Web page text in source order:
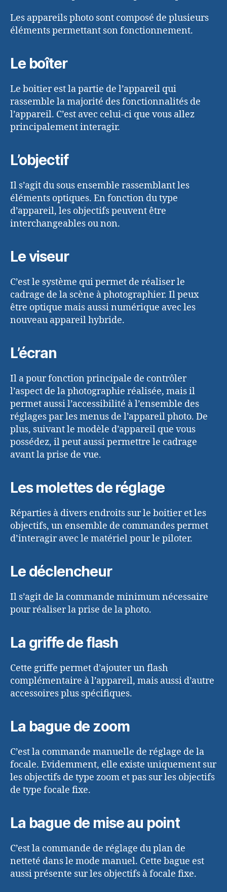
Les appareils photo sont composé de plusieurs
éléments permettant son fonctionnement.
Le boîter
Le boitier est la partie de l’appareil qui
rassemble la majorité des fonctionnalités de
l’appareil. C’est avec celui-ci que vous allez
principalement interagir.
L’objectif
Il s’agit du sous ensemble rassemblant les
éléments optiques. En fonction du type
d’appareil, les objectifs peuvent être
interchangeables ou non.
Le viseur
C’est le système qui permet de réaliser le
cadrage de la scène à photographier. Il peux
être optique mais aussi numérique avec les
nouveau appareil hybride.
L’écran
Il a pour fonction principale de contrôler
l’aspect de la photographie réalisée, mais il
permet aussi l’accessibilité à l’ensemble des
réglages par les menus de l’appareil photo. De
plus, suivant le modèle d’appareil que vous
possédez, il peut aussi permettre le cadrage
avant la prise de vue.
Les molettes de réglage
Réparties à divers endroits sur le boitier et les
objectifs, un ensemble de commandes permet
d’interagir avec le matériel pour le piloter.
Le déclencheur
Il s’agit de la commande minimum nécessaire
pour réaliser la prise de la photo.
La griffe de flash
Cette griffe permet d’ajouter un flash
complémentaire à l’appareil, mais aussi d’autre
accessoires plus spécifiques.
La bague de zoom
C’est la commande manuelle de réglage de la
focale. Evidemment, elle existe uniquement sur
les objectifs de type zoom et pas sur les objectifs
de type focale fixe.
La bague de mise au point
C’est la commande de réglage du plan de
netteté dans le mode manuel. Cette bague est
aussi présente sur les objectifs à focale fixe.